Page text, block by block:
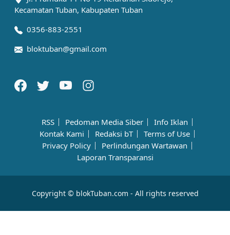
Kecamatan Tuban, Kabupaten Tuban
0356-883-2551
bloktuban@gmail.com
RSS Pedoman Media Siber
Info Iklan
Kontak Kami
Redaksi bT
Terms of Use
Privacy Policy
Perlindungan Wartawan
Laporan Transparansi
Copyright © blokTuban.com - All rights reserved